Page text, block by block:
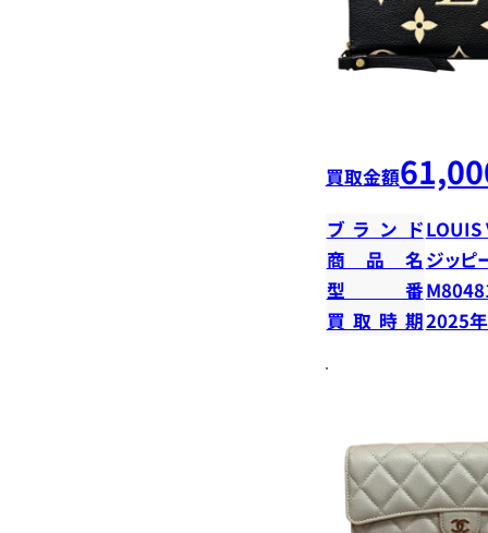
買取金額
ブランドLOUIS
商品名 ジッピ
型番
買取時期2025